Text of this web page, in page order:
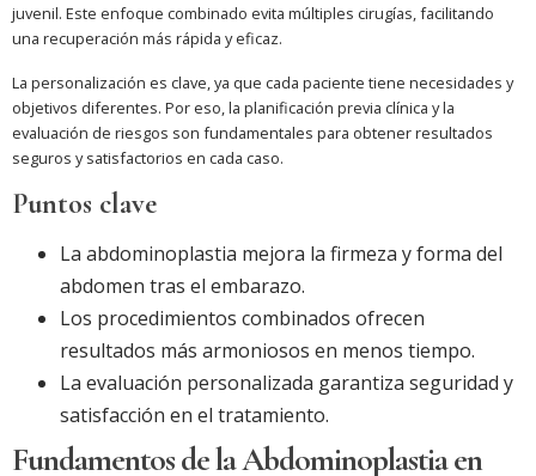
juvenil. Este enfoque combinado evita múltiples cirugías, facilitando
una recuperación más rápida y eficaz.
La personalización es clave, ya que cada paciente tiene necesidades y
objetivos diferentes. Por eso, la planificación previa clínica y la
evaluación de riesgos son fundamentales para obtener resultados
seguros y satisfactorios en cada caso.
Puntos clave
La abdominoplastia mejora la firmeza y forma del
abdomen tras el embarazo.
Los procedimientos combinados ofrecen
resultados más armoniosos en menos tiempo.
La evaluación personalizada garantiza seguridad y
satisfacción en el tratamiento.
Fundamentos de la Abdominoplastia en